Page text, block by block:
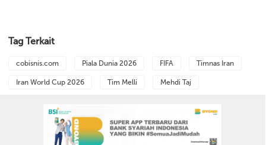
Tag Terkait
cobisnis.com Piala Dunia 2026 FIFA Timnas Iran
Iran World Cup 2026 Tim Melli Mehdi Taj